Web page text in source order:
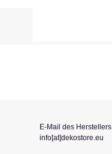
E-Mail des Herstellers
info[at]dekostore.eu